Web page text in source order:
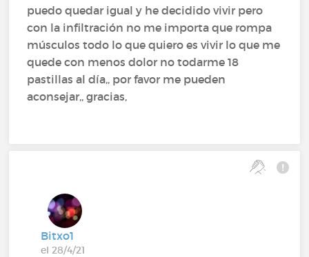
puedo quedar igual y he decidido vivir pero
con la infiltración no me importa que rompa
músculos todo lo que quiero es vivir lo que me
quede con menos dolor no todarme 18
pastillas al día,, por favor me pueden
aconsejar,, gracias,
Bitxo1
el 28/4/21